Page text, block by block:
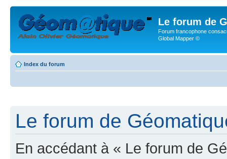
Le forum de
Forum francophone
Global Mapper ©
Index du forum
Le forum de
En accédant à « Le forum de